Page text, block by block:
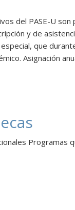
del PASE-U
y de
que
Asignación
Programas